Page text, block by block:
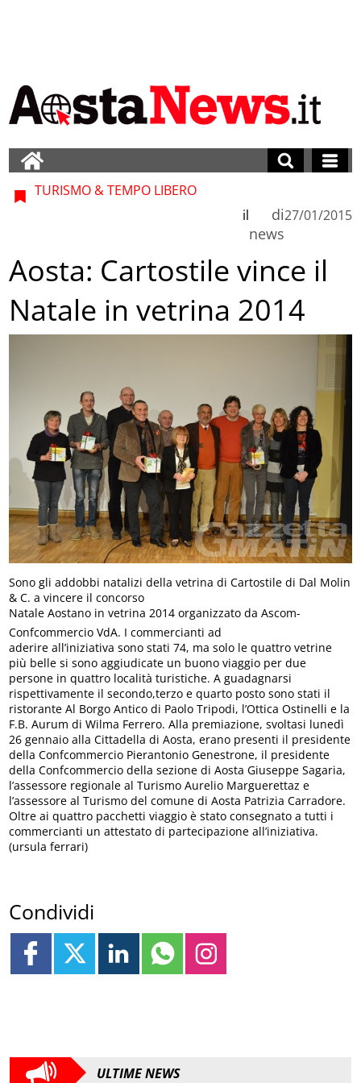
TURISMO & TEMPO LIBERO
di
news
il 27/01/2015
Aosta: Cartostile vince il
Natale in vetrina 2014
Sono gli addobbi natalizi della vetrina di Cartostile di Dal Molin
& C. a vincere il concorso
Natale Aostano in vetrina 2014 organizzato da Ascom­
Confcommercio VdA. I commercianti ad
aderire all’iniziativa sono stati 74, ma solo le quattro vetrine
più belle si sono aggiudicate un buono viaggio per due
persone in quattro località turistiche. A guadagnarsi
rispettivamente il secondo,terzo e quarto posto sono stati il
ristorante Al Borgo Antico di Paolo Tripodi, l’Ottica Ostinelli e la
F.B. Aurum di Wilma Ferrero. Alla premiazione, svoltasi lunedì
26 gennaio alla Cittadella di Aosta, erano presenti il presidente
della Confcommercio Pierantonio Genestrone, il presidente
della Confcommercio della sezione di Aosta Giuseppe Sagaria,
l’assessore regionale al Turismo Aurelio Marguerettaz e
l’assessore al Turismo del comune di Aosta Patrizia Carradore.
Oltre ai quattro pacchetti viaggio è stato consegnato a tutti i
commercianti un attestato di partecipazione all’iniziativa.
(ursula ferrari)
Condividi
ULTIME NEWS